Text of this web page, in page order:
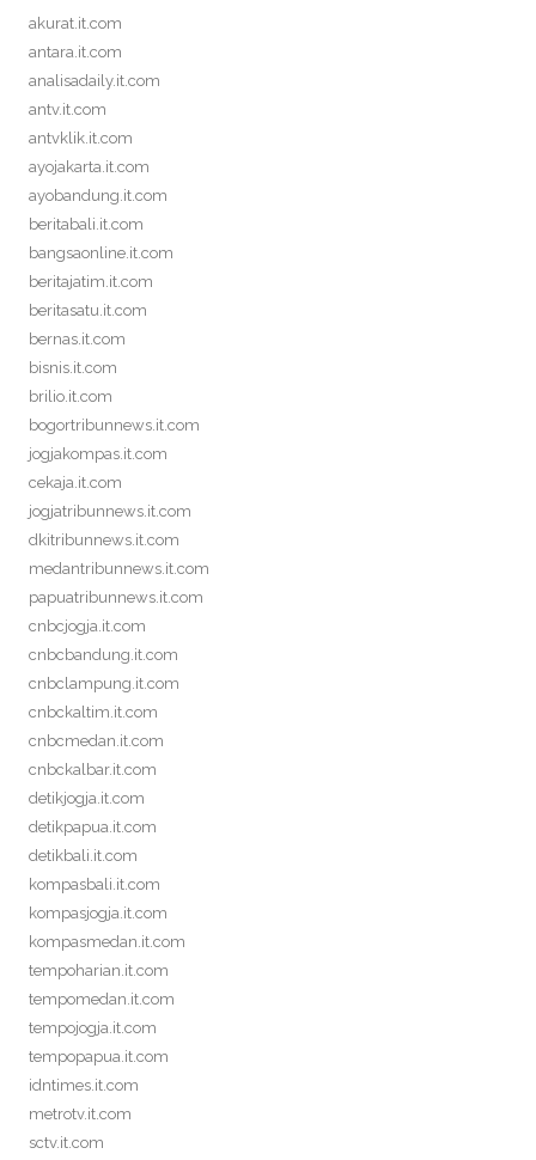
akurat.it.com
antara.it.com
analisadaily.it.com
antv.it.com
antvklik.it.com
ayojakarta.it.com
ayobandung.it.com
beritabali.it.com
bangsaonline.it.com
beritajatim.it.com
beritasatu.it.com
bernas.it.com
bisnis.it.com
brilio.it.com
bogortribunnews.it.com
jogjakompas.it.com
cekaja.it.com
jogjatribunnews.it.com
dkitribunnews.it.com
medantribunnews.it.com
papuatribunnews.it.com
cnbcjogja.it.com
cnbcbandung.it.com
cnbclampung.it.com
cnbckaltim.it.com
cnbcmedan.it.com
cnbckalbar.it.com
detikjogja.it.com
detikpapua.it.com
detikbali.it.com
kompasbali.it.com
kompasjogja.it.com
kompasmedan.it.com
tempoharian.it.com
tempomedan.it.com
tempojogja.it.com
tempopapua.it.com
idntimes.it.com
metrotv.it.com
sctv.it.com